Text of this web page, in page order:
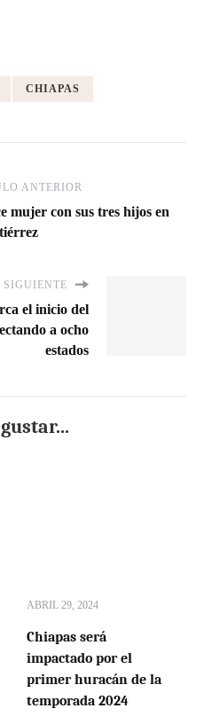
CHIAPAS
ANTERIOR
mujer con sus tres hijos en
el inicio del
a ocho
estados
ABRIL 29, 2024
Chiapas será
impactado por el
primer huracán de la
temporada 2024